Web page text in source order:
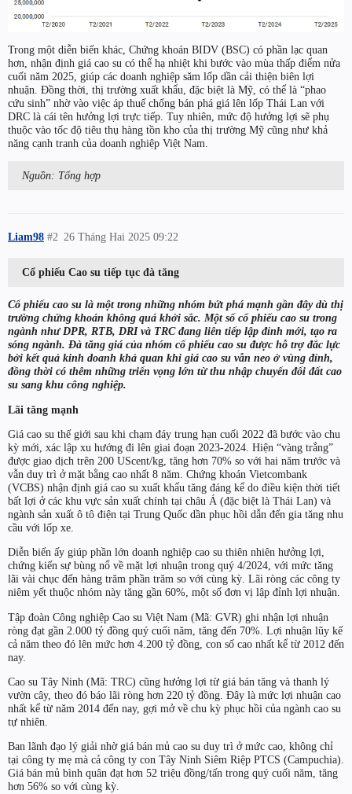
Trong một diễn biến khác, Chứng khoán BIDV (BSC) có phần lạc quan
hơn, nhận định giá cao su có thể hạ nhiệt khi bước vào mùa thấp điểm nửa
cuối năm 2025, giúp các doanh nghiệp săm lốp dần cải thiện biên lợi
nhuận. Đồng thời, thị trường xuất khẩu, đặc biệt là Mỹ, có thể là “phao
cứu sinh” nhờ vào việc áp thuế chống bán phá giá lên lốp Thái Lan với
DRC là cái tên hưởng lợi trực tiếp. Tuy nhiên, mức độ hưởng lợi sẽ phụ
thuộc vào tốc độ tiêu thụ hàng tồn kho của thị trường Mỹ cũng như khả
năng cạnh tranh của doanh nghiệp Việt Nam.
Nguồn: Tổng hợp
Liam98 26 Tháng Hai 2025 09:22
#2
Cổ phiếu Cao su tiếp tục đà tăng
Cổ phiếu cao su là một trong những nhóm bứt phá mạnh gần đây dù thị
trường chứng khoán không quá khởi sắc. Một số cổ phiếu cao su trong
ngành như DPR, RTB, DRI và TRC đang liên tiếp lập đỉnh mới, tạo ra
sóng ngành. Đà tăng giá của nhóm cổ phiếu cao su được hỗ trợ đắc lực
bởi kết quả kinh doanh khả quan khi giá cao su vẫn neo ở vùng đỉnh,
đồng thời có thêm những triển vọng lớn từ thu nhập chuyển đổi đất cao
su sang khu công nghiệp.
Lãi tăng mạnh
Giá cao su thế giới sau khi chạm đáy trung hạn cuối 2022 đã bước vào chu
kỳ mới, xác lập xu hướng đi lên giai đoạn 2023-2024. Hiện “vàng trắng”
được giao dịch trên 200 UScent/kg, tăng hơn 70% so với hai năm trước và
vẫn duy trì ở mặt bằng cao nhất 8 năm. Chứng khoán Vietcombank
(VCBS) nhận định giá cao su xuất khẩu tăng đáng kể do điều kiện thời tiết
bất lợi ở các khu vực sản xuất chính tại châu Á (đặc biệt là Thái Lan) và
ngành sản xuất ô tô điện tại Trung Quốc dần phục hồi dẫn đến gia tăng nhu
cầu với lốp xe.
Diễn biến ấy giúp phần lớn doanh nghiệp cao su thiên nhiên hưởng lợi,
chứng kiến sự bùng nổ về mặt lợi nhuận trong quý 4/2024, với mức tăng
lãi vài chục đến hàng trăm phần trăm so với cùng kỳ. Lãi ròng các công ty
niêm yết thuộc nhóm này tăng gần 60%, một số đơn vị lập đỉnh lợi nhuận.
Tập đoàn Công nghiệp Cao su Việt Nam (Mã: GVR) ghi nhận lợi nhuận
ròng đạt gần 2.000 tỷ đồng quý cuối năm, tăng đến 70%. Lợi nhuận lũy kế
cả năm theo đó lên mức hơn 4.200 tỷ đồng, con số cao nhất kể từ 2012 đến
nay.
Cao su Tây Ninh (Mã: TRC) cũng hưởng lợi từ giá bán tăng và thanh lý
vườn cây, theo đó báo lãi ròng hơn 220 tỷ đồng. Đây là mức lợi nhuận cao
nhất kể từ năm 2014 đến nay, gợi mở về chu kỳ phục hồi của ngành cao su
tự nhiên.
Ban lãnh đạo lý giải nhờ giá bán mủ cao su duy trì ở mức cao, không chỉ
tại công ty mẹ mà cả công ty con Tây Ninh Siêm Riệp PTCS (Campuchia).
Giá bán mủ bình quân đạt hơn 52 triệu đồng/tấn trong quý cuối năm, tăng
hơn 56% so với cùng kỳ.